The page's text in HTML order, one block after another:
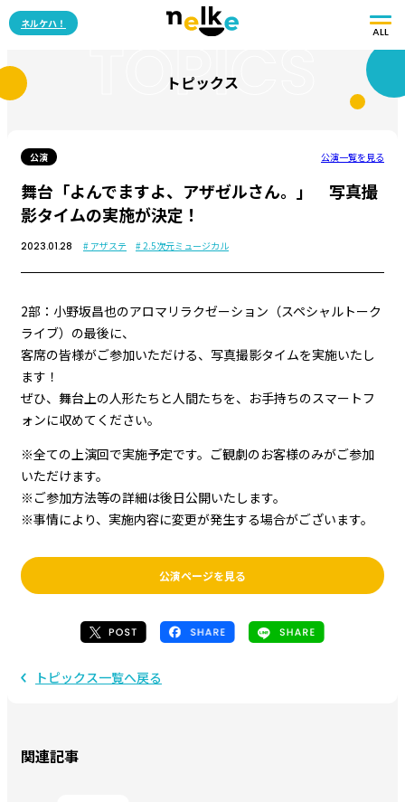
ネルケハ！
ALL
TOPICS
トピックス
公演 公演一覧を見る
舞台「よんでますよ、アザゼルさん。」 写真撮
影タイムの実施が決定！
2023.01.28 # アザステ # 2.5次元ミュージカル
2部：小野坂昌也のアロマリラクゼーション（スペシャルトーク
ライブ）の最後に、
客席の皆様がご参加いただける、写真撮影タイムを実施いたし
ます！
ぜひ、舞台上の人形たちと人間たちを、お手持ちのスマートフ
ォンに収めてください。
※全ての上演回で実施予定です。ご観劇のお客様のみがご参加
いただけます。
※ご参加方法等の詳細は後日公開いたします。
※事情により、実施内容に変更が発生する場合がございます。
公演ページを見る
トピックス一覧へ戻る
関連記事